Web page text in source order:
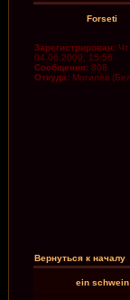
Forseti
Зарегистрирован: Чт
04.06.2009, 15:56
Сообщения: 808
Откуда: Могилёв
Вернуться к началу
ein schwein